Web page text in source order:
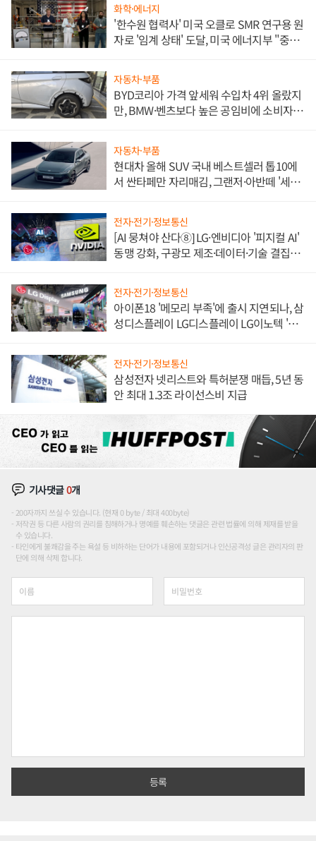
화학·에너지
'한수원 협력사' 미국 오클로 SMR 연구용 원
자로 '임계 상태' 도달, 미국 에너지부 "중요
자동차·부품
BYD코리아 가격 앞세워 수입차 4위 올랐지
만, BMW·벤츠보다 높은 공임비에 소비자
자동차·부품
현대차 올해 SUV 국내 베스트셀러 톱10에
서 싼타페만 자리매김, 그랜저·아반떼 '세단
전자·전기·정보통신
[AI 뭉쳐야 산다⑧] LG·엔비디아 '피지컬 AI'
동맹 강화, 구광모 제조·데이터·기술 결집
전자·전기·정보통신
아이폰18 '메모리 부족'에 출시 지연되나, 삼
성디스플레이 LG디스플레이 LG이노텍 '탈
전자·전기·정보통신
삼성전자 넷리스트와 특허분쟁 매듭, 5년 동
안 최대 1.3조 라이선스비 지급
기사댓글0개
200자까지 쓰실 수 있습니다. (현재 0 byte / 최대 400byte)
저작권 등 다른 사람의 권리를 침해하거나 명예를 훼손하는 댓글은 관련 법률에 의해 제재를 받을
수 있습니다.
타인에게 불쾌감을 주는 욕설 등 비하하는 단어가 내용에 포함되거나 인신공격성 글은 관리자의 판
단에 의해 삭제 합니다.